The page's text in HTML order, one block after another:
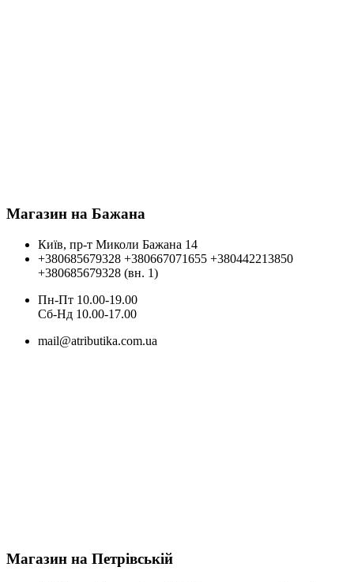
Магазин на Бажана
Київ, пр-т Миколи Бажана 14
+380685679328 +380667071655 +380442213850
+380685679328 (вн. 1)
Пн-Пт 10.00-19.00
Cб-Нд 10.00-17.00
mail@atributika.com.ua
Магазин на Петрівській